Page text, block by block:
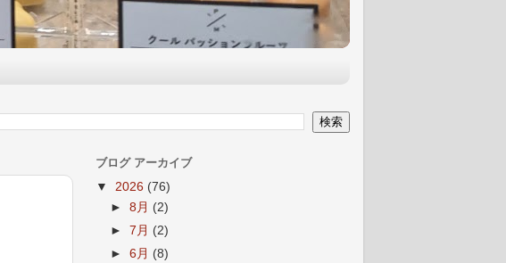
ブログ アーカイブ
▼ 2026 (76)
►8月 (2)
►7月 (2)
►6月 (8)